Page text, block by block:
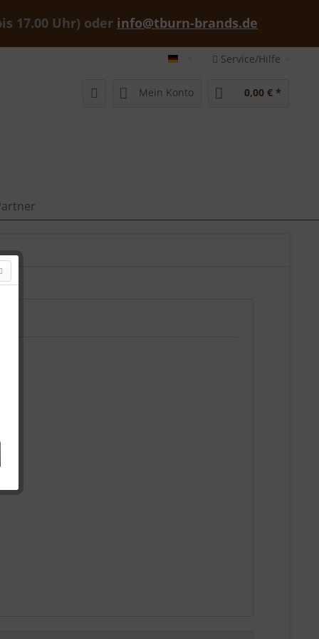
17.00 Uhr) oder info@tburn-brands.de
tburn-brands-shop deutsch
Service/Hilfe
Mein Konto 0,00 € *